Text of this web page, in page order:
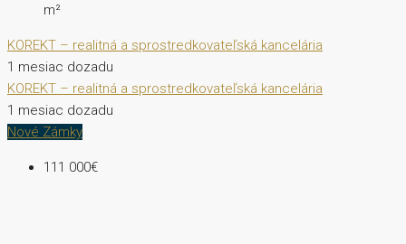
m²
KOREKT – realitná a sprostredkovateľská kancelária
1 mesiac dozadu
KOREKT – realitná a sprostredkovateľská kancelária
1 mesiac dozadu
Nové Zámky
111 000€